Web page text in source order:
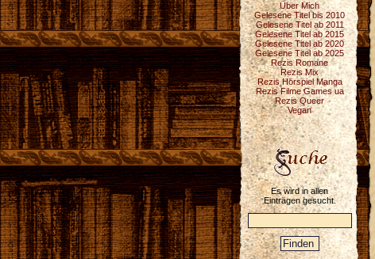
Über Mich
Gelesene Titel bis 2010
Gelesene Titel ab 2011
Gelesene Titel ab 2015
Gelesene Titel ab 2020
Gelesene Titel ab 2025
Rezis Romane
Rezis Mix
Rezis Hörspiel Manga
Rezis Filme Games ua
Rezis Queer
Vegan
Es wird in allen
Einträgen gesucht.